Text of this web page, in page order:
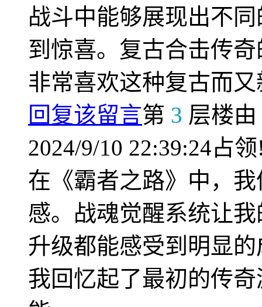
战斗中能够展现出不
到惊喜。复古合击传
非常喜欢这种复古而
回复该留言第 3 层楼由
2024/9/10 22:39:24占
在《霸者之路》中，
感。战魂觉醒系统让
升级都能感受到明显
我回忆起了最初的传